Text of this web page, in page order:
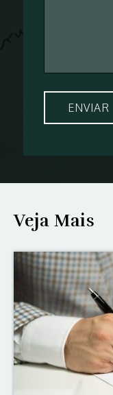
Veja Mais